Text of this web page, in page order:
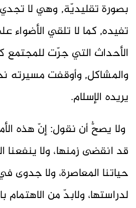
بصورة تقليديّة, وهي لا تجدي
تفيده, كما لا تلقي الأضواء
الأحداث التي جرّت للمجتمع
والمشاكل, وأوقفت مسيرته
يريده الإسلام.
ولا يصحُّ أن نقول: إنّ هذه
قد انقضى زمنها، ولا
حياتنا المعاصرة، ولا جدوى
لدراستها، ولابدّ من الاهتمام